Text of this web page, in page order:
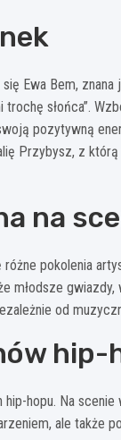
Ewa Bem,
słońca”.
pozytywną
Przybysz, z którą
na
pokolenia
młodsze
od
hip-
hopu. Na
ale także